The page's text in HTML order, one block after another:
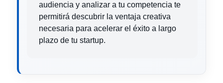
audiencia y analizar a tu competencia te
permitirá descubrir la ventaja creativa
necesaria para acelerar el éxito a largo
plazo de tu startup.